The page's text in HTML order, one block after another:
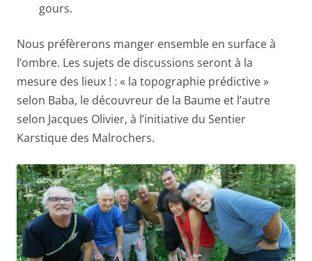
gours.
Nous préfèrerons manger ensemble en surface à
l’ombre. Les sujets de discussions seront à la
mesure des lieux ! : « la topographie prédictive »
selon Baba, le découvreur de la Baume et l’autre
selon Jacques Olivier, à l’initiative du Sentier
Karstique des Malrochers.